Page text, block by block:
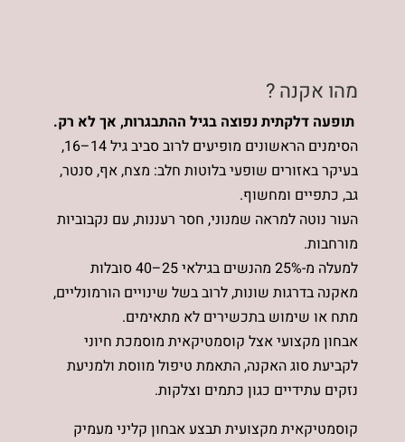
מהו אקנה ?
תופעה דלקתית נפוצה בגיל ההתבגרות, אך לא רק.
הסימנים הראשונים מופיעים לרוב סביב גיל 14–16,
בעיקר באזורים שופעי בלוטות חלב: מצח, אף, סנטר,
גב, כתפיים ומחשוף.
העור נוטה למראה שמנוני, חסר רעננות, עם נקבוביות
מורחבות.
למעלה מ-25% מהנשים בגילאי 25–40 סובלות
מאקנה בדרגות שונות, לרוב בשל שינויים הורמונליים,
מתח או שימוש בתכשירים לא מתאימים.
אבחון מקצועי אצל קוסמטיקאית מוסמכת חיוני
לקביעת סוג האקנה, התאמת טיפול מווסת ולמניעת
נזקים עתידיים כגון כתמים וצלקות.
קוסמטיקאית מקצועית תבצע אבחון קליני מעמיק